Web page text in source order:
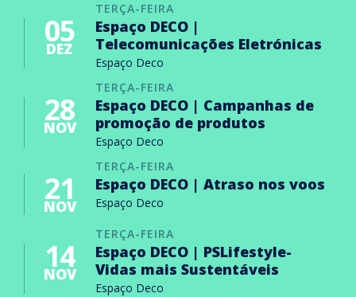
TERÇA-FEIRA
05
DEZ
Espaço DECO |
Telecomunicações Eletrónicas
Espaço Deco
TERÇA-FEIRA
28
NOV
Espaço DECO | Campanhas de
promoção de produtos
Espaço Deco
TERÇA-FEIRA
21
NOV
Espaço DECO | Atraso nos voos
Espaço Deco
TERÇA-FEIRA
14
NOV
Espaço DECO | PSLifestyle-
Vidas mais Sustentáveis
Espaço Deco